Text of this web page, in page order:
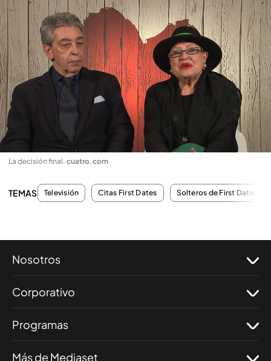
La decisión final. cuatro.com
TEMAS Televisión Citas First Dates Solteros de First Dates
Nosotros
Corporativo
Programas
Más de Mediaset